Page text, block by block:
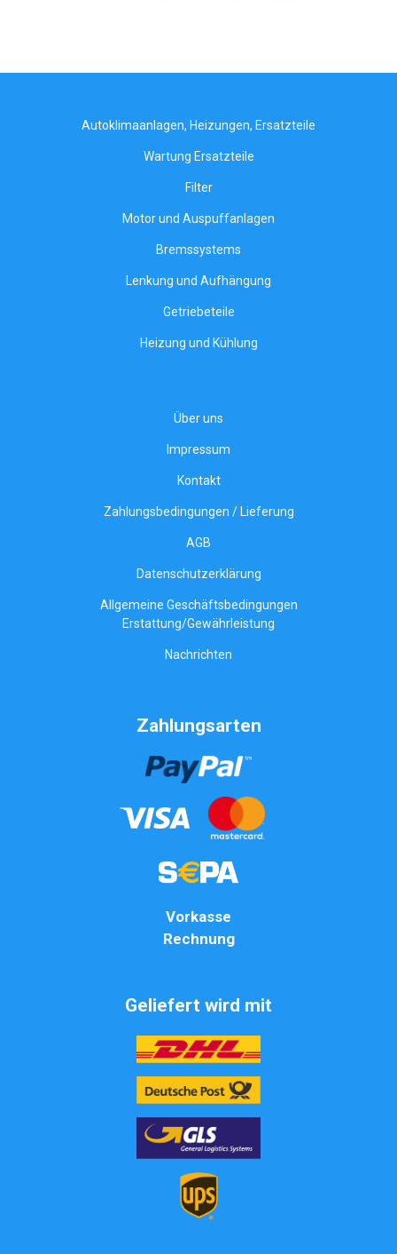
Autoklimaanlagen, Heizungen, Ersatzteile
Wartung Ersatzteile
Filter
Motor und Auspuffanlagen
Bremssystems
Lenkung und Aufhängung
Getriebeteile
Heizung und Kühlung
Über uns
Impressum
Kontakt
Zahlungsbedingungen / Lieferung
AGB
Datenschutzerklärung
Allgemeine Geschäftsbedingungen
Erstattung/Gewährleistung
Nachrichten
Zahlungsarten
Vorkasse
Rechnung
Geliefert wird mit